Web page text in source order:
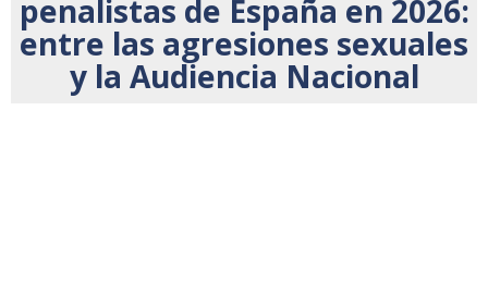
penalistas de España en 2026:
entre las agresiones sexuales
y la Audiencia Nacional